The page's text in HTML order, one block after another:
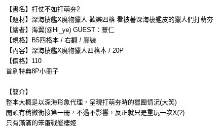
【書名】打仗不如打萌夯2
【題材】深海棲艦X魔物獵人 歡樂四格 看披著深海棲艦皮的獵人們打萌夯
【繪者】海翼(@Hi_ye) GUEST：薏仁
【規格】B5四格本 / 右翻 / 膠裝
【內容】深海棲艦X魔物獵人四格本 / 20P
【價格】110
首刷特典8P小冊子
【簡介】
整本大概是以深海形象代理，呈現打萌夯時的獵團情況(大笑)
開頭有稍微銜接第一冊，不過不影響，反正就只是重玩一次X(?)
只有滿滿的笨蛋戰艦棲姬